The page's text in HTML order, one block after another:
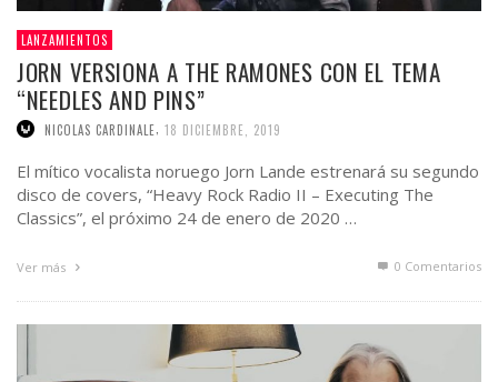
LANZAMIENTOS
JORN VERSIONA A THE RAMONES CON EL TEMA
“NEEDLES AND PINS”
NICOLAS CARDINALE 18 DICIEMBRE, 2019
El mítico vocalista noruego Jorn Lande estrenará su segundo
disco de covers, “Heavy Rock Radio II – Executing The
Classics”, el próximo 24 de enero de 2020 …
Ver más 0 Comentarios